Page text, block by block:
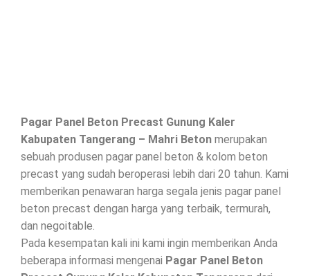
Pagar Panel Beton Precast Gunung Kaler
Kabupaten Tangerang – Mahri Beton merupakan
sebuah produsen pagar panel beton & kolom beton
precast yang sudah beroperasi lebih dari 20 tahun. Kami
memberikan penawaran harga segala jenis pagar panel
beton precast dengan harga yang terbaik, termurah,
dan negoitable.
Pada kesempatan kali ini kami ingin memberikan Anda
beberapa informasi mengenai Pagar Panel Beton